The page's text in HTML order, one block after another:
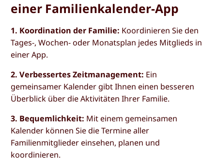
einer Familienkalender-App
1. Koordination der Familie: Koordinieren Sie den
Tages-, Wochen- oder Monatsplan jedes Mitglieds in
einer App.
2. Verbessertes Zeitmanagement: Ein
gemeinsamer Kalender gibt Ihnen einen besseren
Überblick über die Aktivitäten Ihrer Familie.
3. Bequemlichkeit: Mit einem gemeinsamen
Kalender können Sie die Termine aller
Familienmitglieder einsehen, planen und
koordinieren.